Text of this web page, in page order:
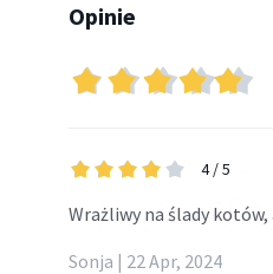
Opinie
4 / 5
Wrażliwy na ślady
Sonja | 22 Apr, 2024